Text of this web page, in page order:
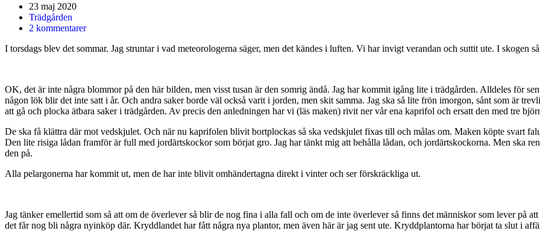
23 maj 2020
Trädgården
2 kommentarer
I torsdags blev det sommar. Jag struntar i vad meteorologerna säger, men det kändes i luften. Vi har invigt verandan och suttit ute. I skogen
OK, det är inte några blommor på den här bilden, men visst tusan är den somrig ändå. Jag har kommit igång lite i trädgården. Alldeles för
någon lök blir det inte satt i år. Och andra saker borde väl också varit i jorden, men skit samma. Jag ska så lite frön imorgon, sånt som är
att gå och plocka ätbara saker i trädgården. Av precis den anledningen har vi (läs maken) rivit ner vår ena kaprifol och ersatt den med tre
De ska få klättra där mot vedskjulet. Och när nu kaprifolen blivit bortplockas så ska vedskjulet fixas till och målas om. Maken köpte svart
Den lite risiga lådan framför är full med jordärtskockor som börjat gro. Jag har tänkt mig att behålla lådan, och jordärtskockorna. Men ska
den på.
Alla pelargonerna har kommit ut, men de har inte blivit omhändertagna direkt i vinter och ser förskräckliga ut.
Jag tänker emellertid som så att om de överlever så blir de nog fina i alla fall och om de inte överlever så finns det människor som lever på
det får nog bli några nyinköp där. Kryddlandet har fått några nya plantor, men även här är jag sent ute. Kryddplantorna har börjat ta slut i